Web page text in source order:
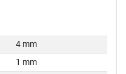
4 mm
1 mm